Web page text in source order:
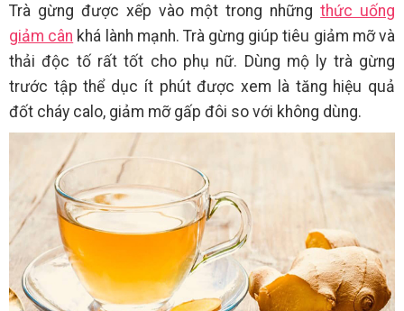
Trà gừng được xếp vào một trong nhữngthức uống
giảm cân khá lành mạnh. Trà gừng giúp tiêu giảm mỡ và
thải độc tố rất tốt cho phụ nữ. Dùng mộ ly trà gừng
trước tập thể dục ít phút được xem là tăng hiệu quả
đốt cháy calo, giảm mỡ gấp đôi so với không dùng.